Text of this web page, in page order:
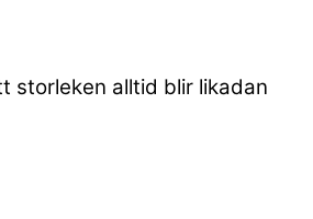
storleken alltid blir likadan